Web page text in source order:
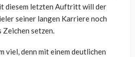
diesem letzten Auftritt will der
seiner langen Karriere noch
Zeichen setzen.
viel, denn mit einem deutlichen